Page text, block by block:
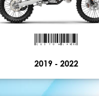
2019 - 2022